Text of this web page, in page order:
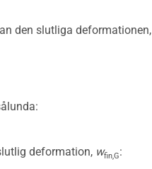
den slutliga deformationen,
deformation, wfin,G: